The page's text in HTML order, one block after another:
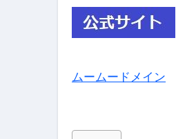
【超
【必
ムームードメイン